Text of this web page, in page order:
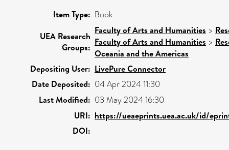
Item Type: Book
UEA Research
Groups:
Faculty of Arts and Humanities >
Faculty of Arts and Humanities >
Oceania and the Americas
Depositing User: LivePure Connector
Date Deposited: 04 Apr 2024 11:30
Last Modified: 03 May 2024 16:30
URI: https://ueaeprints.uea.ac.uk/id/
DOI: